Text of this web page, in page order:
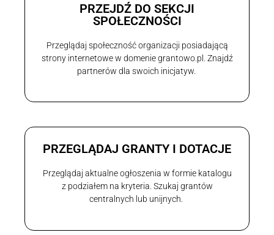
PRZEJDŹ DO SEKCJI
SPOŁECZNOŚCI
Przeglądaj społeczność organizacji posiadającą
strony internetowe w domenie grantowo.pl. Znajdź
partnerów dla swoich inicjatyw.
PRZEGLĄDAJ GRANTY I DOTACJE
Przeglądaj aktualne ogłoszenia w formie katalogu
z podziałem na kryteria. Szukaj grantów
centralnych lub unijnych.